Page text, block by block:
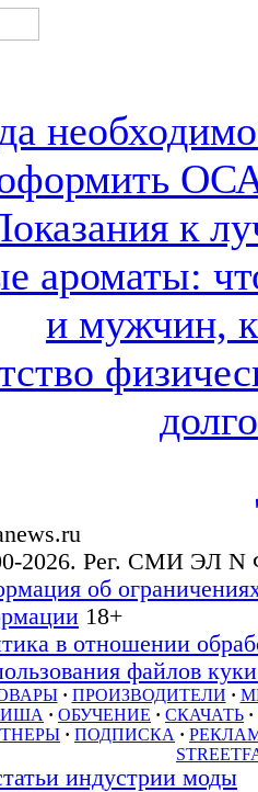
к
ароматы:
и мужчин,
2026. Рег. СМИ ЭЛ N
об
18+
в отношении
файлов
· ПРОИЗВОДИТЕЛИ ·
· ОБУЧЕНИЕ · СКАЧАТЬ ·
· ПОДПИСКА ·
индустрии моды